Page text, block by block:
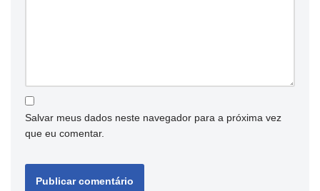
Salvar meus dados neste navegador para a próxima vez
que eu comentar.